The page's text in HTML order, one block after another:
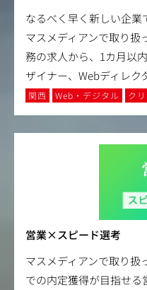
なるべく早く新しい企業
マスメディアンで取り扱
務の求人から、1カ月以
ザイナー、Webディレク
関西 Web・デジタル ク
営業×スピード選考
マスメディアンで取り扱
での内定獲得が目指せ